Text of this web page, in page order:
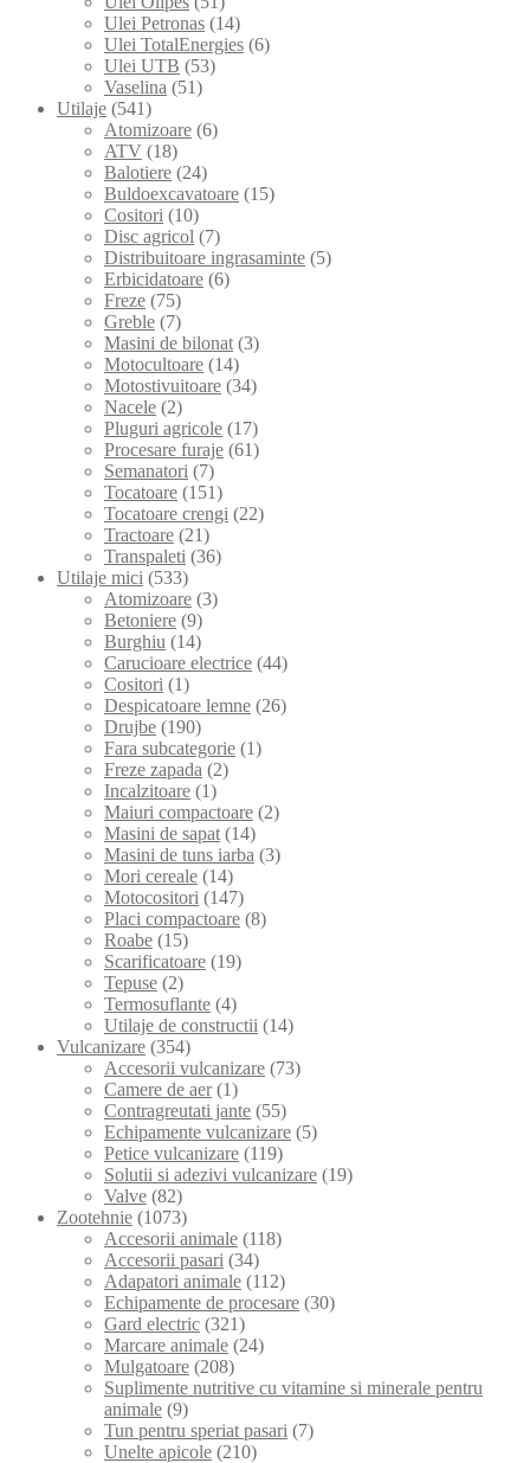
Ulei Petronas (14)
Ulei TotalEnergies (6)
Ulei UTB (53)
Vaselina (51)
Utilaje (541)
Atomizoare (6)
ATV (18)
Balotiere (24)
Buldoexcavatoare (15)
Cositori (10)
Disc agricol (7)
Distribuitoare ingrasaminte (5)
Erbicidatoare (6)
Freze (75)
Greble (7)
Masini de bilonat (3)
Motocultoare (14)
Motostivuitoare (34)
Nacele (2)
Pluguri agricole (17)
Procesare furaje (61)
Semanatori (7)
Tocatoare (151)
Tocatoare crengi (22)
Tractoare (21)
Transpaleti (36)
Utilaje mici (533)
Atomizoare (3)
Betoniere (9)
Burghiu (14)
Carucioare electrice (44)
Cositori (1)
Despicatoare lemne (26)
Drujbe (190)
Fara subcategorie (1)
Freze zapada (2)
Incalzitoare (1)
Maiuri compactoare (2)
Masini de sapat (14)
Masini de tuns iarba (3)
Mori cereale (14)
Motocositori (147)
Placi compactoare (8)
Roabe (15)
Scarificatoare (19)
Tepuse (2)
Termosuflante (4)
Utilaje de constructii (14)
Vulcanizare (354)
Accesorii vulcanizare (73)
Camere de aer (1)
Contragreutati jante (55)
Echipamente vulcanizare (5)
Petice vulcanizare (119)
Solutii si adezivi vulcanizare (19)
Valve (82)
Zootehnie (1073)
Accesorii animale (118)
Accesorii pasari (34)
Adapatori animale (112)
Echipamente de procesare (30)
Gard electric (321)
Marcare animale (24)
Mulgatoare (208)
Suplimente nutritive cu vitamine si minerale pentru
animale (9)
Tun pentru speriat pasari (7)
Unelte apicole (210)